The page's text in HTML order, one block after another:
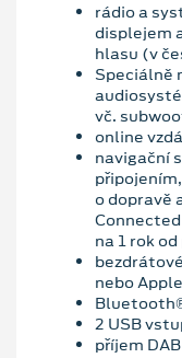
rádio a
displejem
hlasu (v
Speciálně
vč.
online
navigační
o dopravě
na 1 rok
nebo
2 USB
příjem